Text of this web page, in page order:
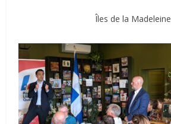
Îles de la Madeleine